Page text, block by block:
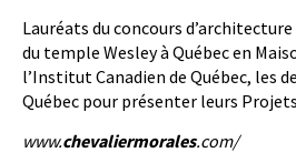
Lauréats du concours
du temple Wesley à Québec en
l’Institut Canadien de Québec, les
Québec pour présenter leurs
www.chevaliermorales.com/